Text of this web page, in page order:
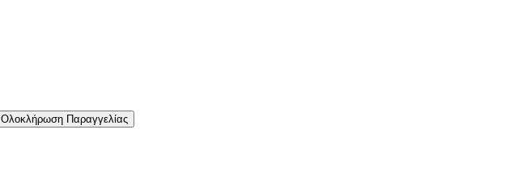
Ολοκλήρωση Παραγγελίας